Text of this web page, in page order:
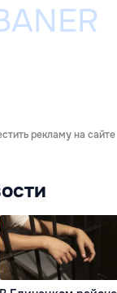
рекламу на сайте